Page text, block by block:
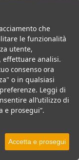
per una
che
le funzionalità
utente,
effettuare analisi.
consenso ora
o in qualsiasi
Leggi di
all’utilizzo di
e prosegui”.
Accetta e prosegui